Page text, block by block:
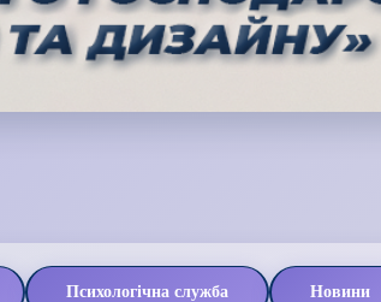
Психологічна служба Новини